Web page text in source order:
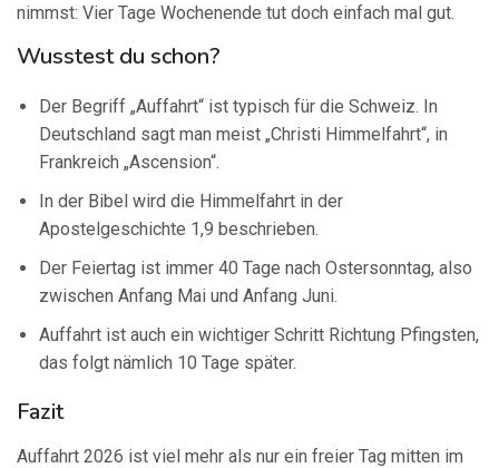
nimmst: Vier Tage Wochenende tut doch einfach mal gut.
Wusstest du schon?
Der Begriff „Auffahrt“ ist typisch für die Schweiz. In
Deutschland sagt man meist „Christi Himmelfahrt“, in
Frankreich „Ascension“.
In der Bibel wird die Himmelfahrt in der
Apostelgeschichte 1,9 beschrieben.
Der Feiertag ist immer 40 Tage nach Ostersonntag, also
zwischen Anfang Mai und Anfang Juni.
Auffahrt ist auch ein wichtiger Schritt Richtung Pfingsten,
das folgt nämlich 10 Tage später.
Fazit
Auffahrt 2026 ist viel mehr als nur ein freier Tag mitten im